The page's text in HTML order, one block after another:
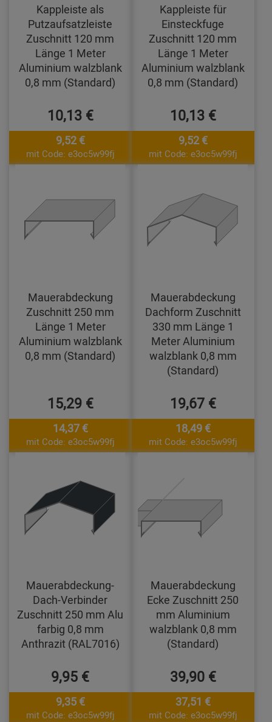
Kappleiste als
Putzaufsatzleiste
Zuschnitt 120 mm
Länge 1 Meter
Aluminium walzblank
0,8 mm (Standard)
10,13 €
9,52 €
mit Code: e3oc5w99fj
Kappleiste für
Einsteckfuge
Zuschnitt 120 mm
Länge 1 Meter
Aluminium walzblank
0,8 mm (Standard)
10,13 €
9,52 €
mit Code: e3oc5w99fj
Mauerabdeckung
Zuschnitt 250 mm
Länge 1 Meter
Aluminium walzblank
0,8 mm (Standard)
15,29 €
14,37 €
mit Code: e3oc5w99fj
Mauerabdeckung
Dachform Zuschnitt
330 mm Länge 1
Meter Aluminium
walzblank 0,8 mm
(Standard)
19,67 €
18,49 €
mit Code: e3oc5w99fj
Mauerabdeckung-
Dach-Verbinder
Zuschnitt 250 mm Alu
farbig 0,8 mm
Anthrazit (RAL7016)
9,95 €
9,35 €
mit Code: e3oc5w99fj
Mauerabdeckung
Ecke Zuschnitt 250
mm Aluminium
walzblank 0,8 mm
(Standard)
39,90 €
37,51 €
mit Code: e3oc5w99fj